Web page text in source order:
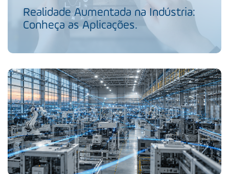
Realidade Aumentada na Indústria:
Conheça as Aplicações.